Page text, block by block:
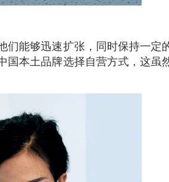
们能够迅速扩张，同时保持一
国本土品牌选择自营方式，这